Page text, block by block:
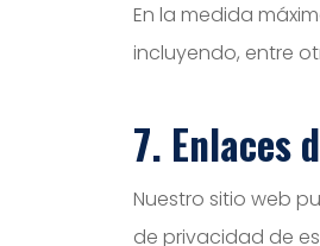
En la medida
incluyendo, entre
7. Enlaces
Nuestro sitio web
de privacidad de